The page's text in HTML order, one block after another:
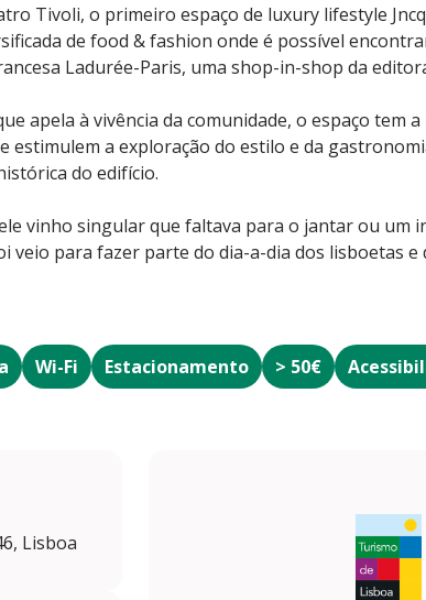
Tivoli, o primeiro espaço de luxury lifestyle
de food & fashion onde é possível
Ladurée-Paris, uma shop-in-shop da
apela à vivência da comunidade, o espaço tem
estimulem a exploração do estilo e da
do edifício.
vinho singular que faltava para o jantar ou um
veio para fazer parte do dia-a-dia dos lisboetas e
Wi-Fi Estacionamento > 50€
Lisboa